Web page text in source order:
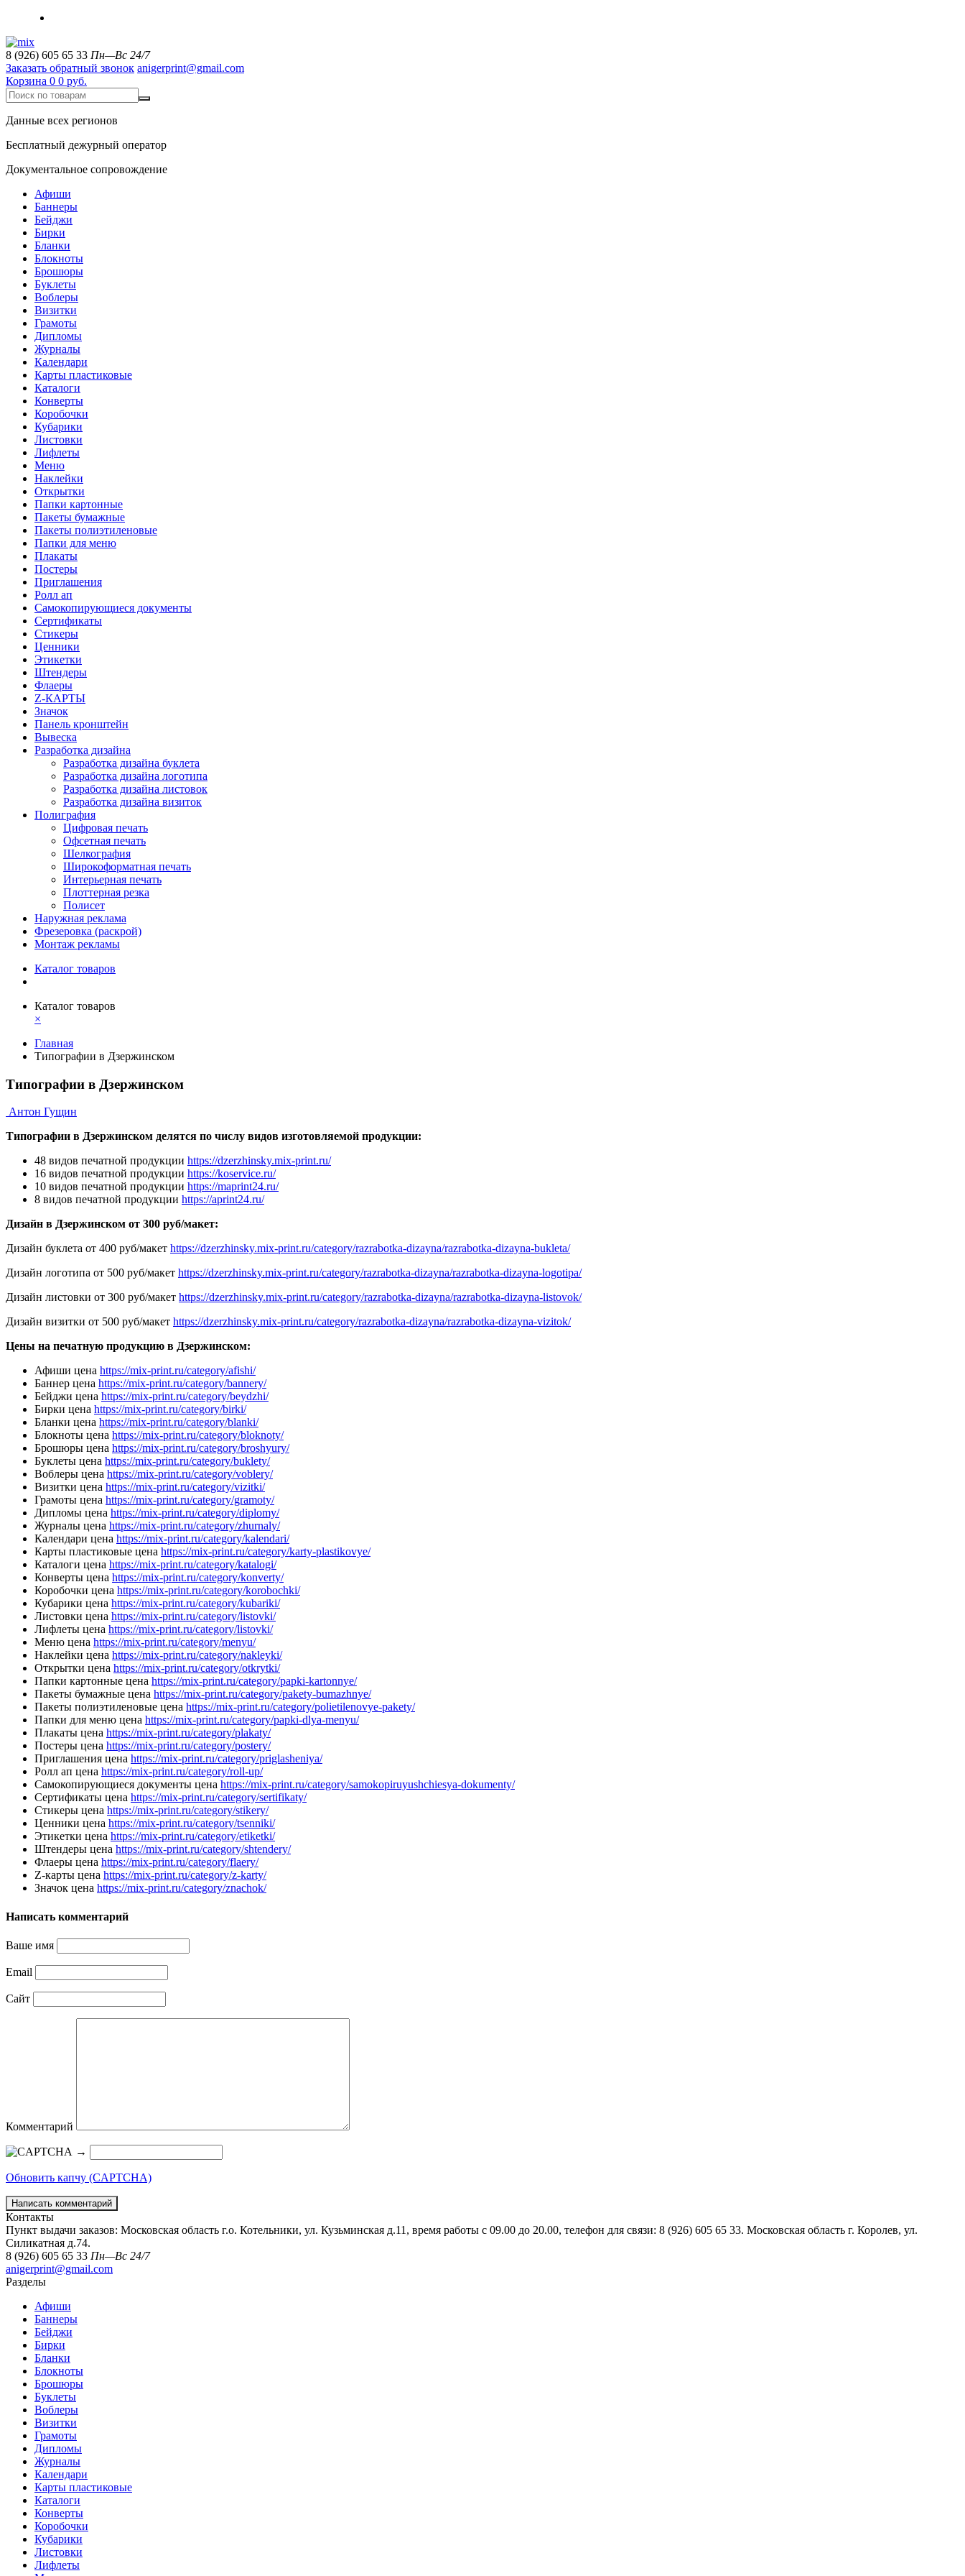
8 (926) 605 65 33 Пн—Вс 24/7
Заказать обратный звонок anigerprint@gmail.com
Корзина 0 0 руб.
Данные всех регионов
Бесплатный дежурный оператор
Документальное сопровождение
Афиши
Баннеры
Бейджи
Бирки
Бланки
Блокноты
Брошюры
Буклеты
Воблеры
Визитки
Грамоты
Дипломы
Журналы
Календари
Карты пластиковые
Каталоги
Конверты
Коробочки
Кубарики
Листовки
Лифлеты
Меню
Наклейки
Открытки
Папки картонные
Пакеты бумажные
Пакеты полиэтиленовые
Папки для меню
Плакаты
Постеры
Приглашения
Ролл ап
Самокопирующиеся документы
Сертификаты
Стикеры
Ценники
Этикетки
Штендеры
Флаеры
Z-КАРТЫ
Значок
Панель кронштейн
Вывеска
Разработка дизайна
Разработка дизайна буклета
Разработка дизайна логотипа
Разработка дизайна листовок
Разработка дизайна визиток
Полиграфия
Цифровая печать
Офсетная печать
Шелкография
Широкоформатная печать
Интерьерная печать
Плоттерная резка
Полисет
Наружная реклама
Фрезеровка (раскрой)
Монтаж рекламы
Каталог товаров
Каталог товаров
×
Главная
Типографии в Дзержинском
Типографии в Дзержинском
Антон Гущин
Типографии в Дзержинском делятся по числу видов изготовляемой продукции:
48 видов печатной продукции https://dzerzhinsky.mix-print.ru/
16 видов печатной продукции https://koservice.ru/
10 видов печатной продукции https://maprint24.ru/
8 видов печатной продукции https://aprint24.ru/
Дизайн в Дзержинском от 300 руб/макет:
Дизайн буклета от 400 руб/макет https://dzerzhinsky.mix-print.ru/category/razrabotka-dizayna/razrabotka-dizayna-bukleta/
Дизайн логотипа от 500 руб/макет https://dzerzhinsky.mix-print.ru/category/razrabotka-dizayna/razrabotka-dizayna-logotipa/
Дизайн листовки от 300 руб/макет https://dzerzhinsky.mix-print.ru/category/razrabotka-dizayna/razrabotka-dizayna-listovok/
Дизайн визитки от 500 руб/макет https://dzerzhinsky.mix-print.ru/category/razrabotka-dizayna/razrabotka-dizayna-vizitok/
Цены на печатную продукцию в Дзержинском:
Афиши цена https://mix-print.ru/category/afishi/
Баннер цена https://mix-print.ru/category/bannery/
Бейджи цена https://mix-print.ru/category/beydzhi/
Бирки цена https://mix-print.ru/category/birki/
Бланки цена https://mix-print.ru/category/blanki/
Блокноты цена https://mix-print.ru/category/bloknoty/
Брошюры цена https://mix-print.ru/category/broshyury/
Буклеты цена https://mix-print.ru/category/buklety/
Воблеры цена https://mix-print.ru/category/voblery/
Визитки цена https://mix-print.ru/category/vizitki/
Грамоты цена https://mix-print.ru/category/gramoty/
Дипломы цена https://mix-print.ru/category/diplomy/
Журналы цена https://mix-print.ru/category/zhurnaly/
Календари цена https://mix-print.ru/category/kalendari/
Карты пластиковые цена https://mix-print.ru/category/karty-plastikovye/
Каталоги цена https://mix-print.ru/category/katalogi/
Конверты цена https://mix-print.ru/category/konverty/
Коробочки цена https://mix-print.ru/category/korobochki/
Кубарики цена https://mix-print.ru/category/kubariki/
Листовки цена https://mix-print.ru/category/listovki/
Лифлеты цена https://mix-print.ru/category/listovki/
Меню цена https://mix-print.ru/category/menyu/
Наклейки цена https://mix-print.ru/category/nakleyki/
Открытки цена https://mix-print.ru/category/otkrytki/
Папки картонные цена https://mix-print.ru/category/papki-kartonnye/
Пакеты бумажные цена https://mix-print.ru/category/pakety-bumazhnye/
Пакеты полиэтиленовые цена https://mix-print.ru/category/polietilenovye-pakety/
Папки для меню цена https://mix-print.ru/category/papki-dlya-menyu/
Плакаты цена https://mix-print.ru/category/plakaty/
Постеры цена https://mix-print.ru/category/postery/
Приглашения цена https://mix-print.ru/category/priglasheniya/
Ролл ап цена https://mix-print.ru/category/roll-up/
Самокопирующиеся документы цена https://mix-print.ru/category/samokopiruyushchiesya-dokumenty/
Сертификаты цена https://mix-print.ru/category/sertifikaty/
Стикеры цена https://mix-print.ru/category/stikery/
Ценники цена https://mix-print.ru/category/tsenniki/
Этикетки цена https://mix-print.ru/category/etiketki/
Штендеры цена https://mix-print.ru/category/shtendery/
Флаеры цена https://mix-print.ru/category/flaery/
Z-карты цена https://mix-print.ru/category/z-karty/
Значок цена https://mix-print.ru/category/znachok/
Написать комментарий
Ваше имя
Email
Сайт
Комментарий
→
Обновить капчу (CAPTCHA)
Контакты
Пункт выдачи заказов: Московская область г.о. Котельники, ул. Кузьминская д.11, время работы с 09.00 до 20.00, телефон для связи: 8 (926) 605 65 33. Московская область г. Королев, ул.
Силикатная д.74.
8 (926) 605 65 33 Пн—Вс 24/7
anigerprint@gmail.com
Разделы
Афиши
Баннеры
Бейджи
Бирки
Бланки
Блокноты
Брошюры
Буклеты
Воблеры
Визитки
Грамоты
Дипломы
Журналы
Календари
Карты пластиковые
Каталоги
Конверты
Коробочки
Кубарики
Листовки
Лифлеты